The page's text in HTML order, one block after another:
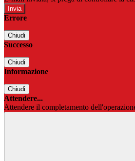
Errore
Chiudi
Successo
Chiudi
Informazione
Chiudi
Attendere...
Attendere il completamento